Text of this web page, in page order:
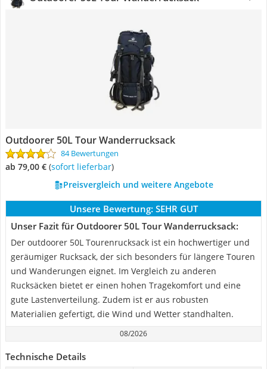
Outdoorer 50L Tour Wanderrucksack
84 Bewertungen
ab 79,00 € ( Sofort lieferbar)
Preisvergleich und weitere Angebote
Unsere Bewertung: SEHR GUT
Unser Fazit für Outdoorer 50L Tour Wanderrucksack:
Der outdoorer 50L Tourenrucksack ist ein hochwertiger und
geräumiger Rucksack, der sich besonders für längere Touren
und Wanderungen eignet. Im Vergleich zu anderen
Rucksäcken bietet er einen hohen Tragekomfort und eine
gute Lastenverteilung. Zudem ist er aus robusten
Materialien gefertigt, die Wind und Wetter standhalten.
08/2026
Technische Details